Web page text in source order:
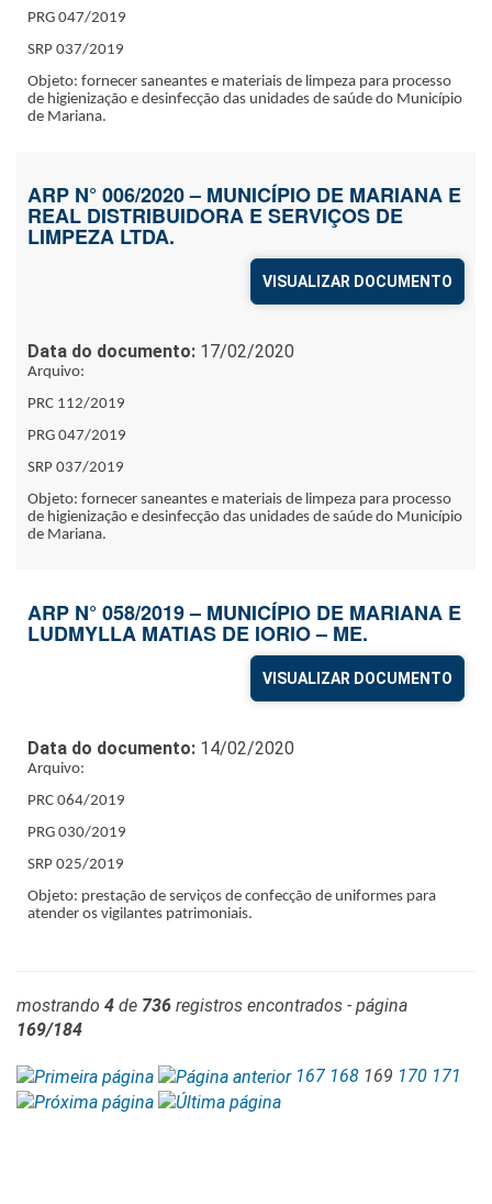
PRG 047/2019
SRP 037/2019
Objeto: fornecer saneantes e materiais de limpeza para processo
de higienização e desinfecção das unidades de saúde do Município
de Mariana.
ARP N° 006/2020 – MUNICÍPIO DE MARIANA E
REAL DISTRIBUIDORA E SERVIÇOS DE
LIMPEZA LTDA.
VISUALIZAR DOCUMENTO
Data do documento: 17/02/2020
Arquivo:
PRC 112/2019
PRG 047/2019
SRP 037/2019
Objeto: fornecer saneantes e materiais de limpeza para processo
de higienização e desinfecção das unidades de saúde do Município
de Mariana.
ARP N° 058/2019 – MUNICÍPIO DE MARIANA E
LUDMYLLA MATIAS DE IORIO – ME.
VISUALIZAR DOCUMENTO
Data do documento: 14/02/2020
Arquivo:
PRC 064/2019
PRG 030/2019
SRP 025/2019
Objeto: prestação de serviços de confecção de uniformes para
atender os vigilantes patrimoniais.
mostrando 4 de 736 registros encontrados - página
169/184
167 168 169 170 171